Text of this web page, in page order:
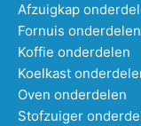
Afzuigkap
Fornuis onderdelen
Koffie onderdelen
Koelkast
Oven onderdelen
Stofzuiger